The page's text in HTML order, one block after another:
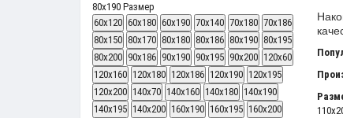
80x190 Размер
60x120 60x180 60x190 70x140 70x180 70x186
80x150 80x170 80х180 80х186 80х190 80х195
80х200 90х186 90х190 90х195 90х200 120x60
120x160 120x180 120x186 120х190 120х195
120х200 140x70 140x160 140x180 140х190
140х195 140х200 160х190 160х195 160х200